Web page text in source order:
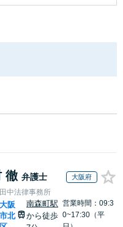
徹 弁護士 大阪府
中法律事務所
大阪
北
南森町駅
から徒歩
営業時間：09:3
0~17:30（平